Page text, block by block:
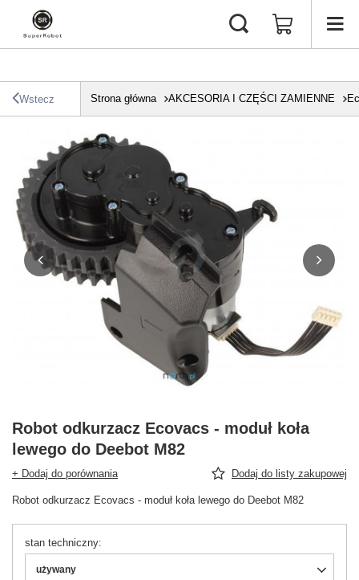
Wstecz Strona główna AKCESORIA I CZĘŚCI ZAMIENNE
Robot odkurzacz Ecovacs - moduł koła
lewego do Deebot M82
+ Dodaj do porównania Dodaj do listy zakupowej
Robot odkurzacz Ecovacs - moduł koła lewego do Deebot M82
stan techniczny
używany